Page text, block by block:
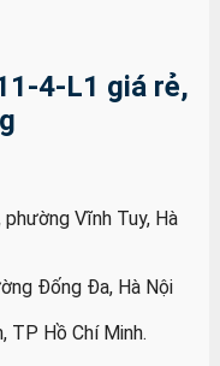
4-L1 giá rẻ,
Vĩnh Tuy, Hà
Đống Đa, Hà Nội
TP Hồ Chí Minh.